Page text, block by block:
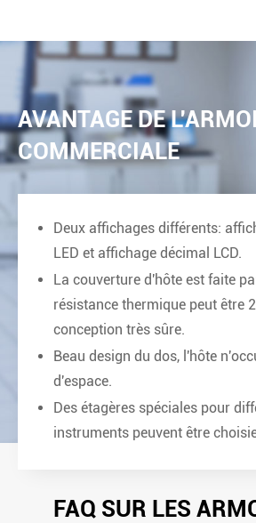
AVANTAGE DE
COMMERCIALE
Deux affichages différents:
LED et affichage décimal LCD.
La couverture d'hôte est faite
résistance thermique peut être
conception très sûre.
Beau design du dos, l'hôte
d'espace.
Des étagères spéciales pour
instruments peuvent être
FAQ SUR LES